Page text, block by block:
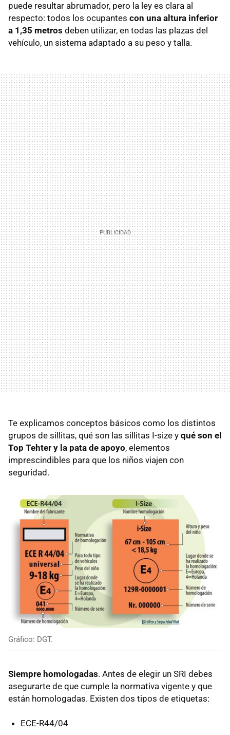
puede resultar abrumador, pero la ley es clara al
respecto: todos los ocupantes con una altura inferior
a 1,35 metros deben utilizar, en todas las plazas del
vehículo, un sistema adaptado a su peso y talla.
Te explicamos conceptos básicos como los distintos
grupos de sillitas, qué son las sillitas I-size y qué son el
Top Tehter y la pata de apoyo, elementos
imprescindibles para que los niños viajen con
seguridad.
Gráfico: DGT.
Siempre homologadas. Antes de elegir un SRI debes
asegurarte de que cumple la normativa vigente y que
están homologadas. Existen dos tipos de etiquetas:
ECE-R44/04